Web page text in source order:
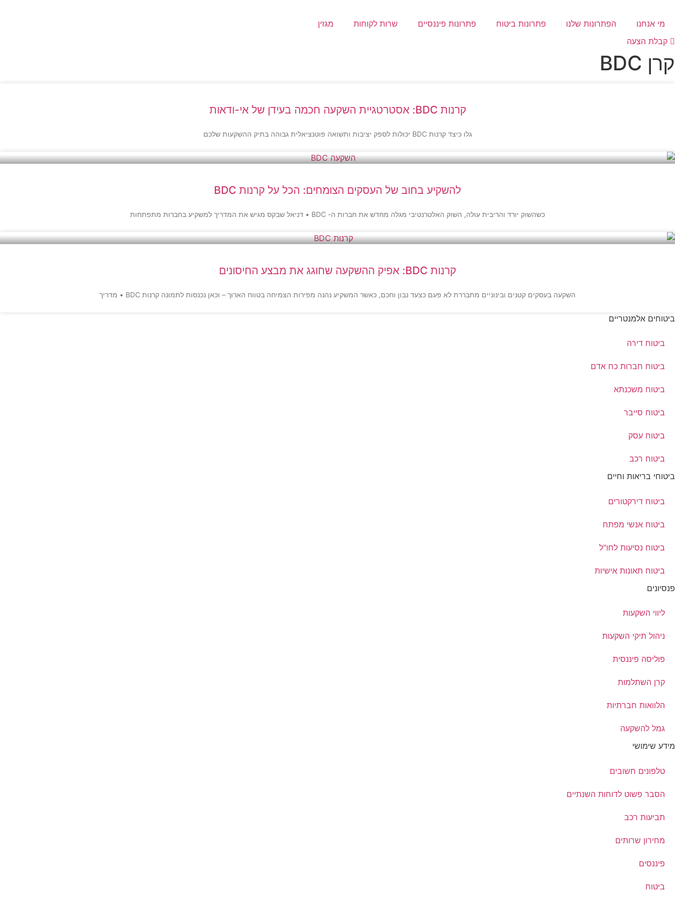
מי אנחנו הפתרונות שלנו פתרונות ביטוח פתרונות פיננסיים שרות לקוחות
מגזין
קבלת הצעה
קרן BDC
קרנות BDC: אסטרטגיית השקעה חכמה בעידן של אי-ודאות
גלו כיצד קרנות BDC יכולות לספק יציבות ותשואה פוטנציאלית גבוהה בתיק ההשקעות שלכם
להשקיע בחוב של העסקים הצומחים: הכל על קרנות BDC
כשהשוק יורד והריבית עולה, השוק האלטרנטיבי מגלה מחדש את חברות ה- BDC • דניאל שבקס מגיש את המדריך למשקיע בחברות מתפתחות
קרנות BDC: אפיק ההשקעה שחוגג את מבצע החיסונים
השקעה בעסקים קטנים ובינוניים מתבררת לא פעם כצעד נבון וחכם, כאשר המשקיע נהנה מפירות הצמיחה בטווח הארוך – וכאן נכנסות לתמונה קרנות BDC • מדריך
ביטוחים אלמנטריים
ביטוח דירה
ביטוח חברות כח אדם
ביטוח משכנתא
ביטוח סייבר
ביטוח עסק
ביטוח רכב
ביטוחי בריאות וחיים
ביטוח דירקטורים
ביטוח אנשי מפתח
ביטוח נסיעות לחו"ל
ביטוח תאונות אישיות
פנסיונים
ליווי השקעות
ניהול תיקי השקעות
פוליסה פיננסית
קרן השתלמות
הלוואות חברתיות
גמל להשקעה
מידע שימושי
טלפונים חשובים
הסבר פשוט לדוחות השנתיים
תביעות רכב
מחירון שרותים
פיננסים
ביטוח